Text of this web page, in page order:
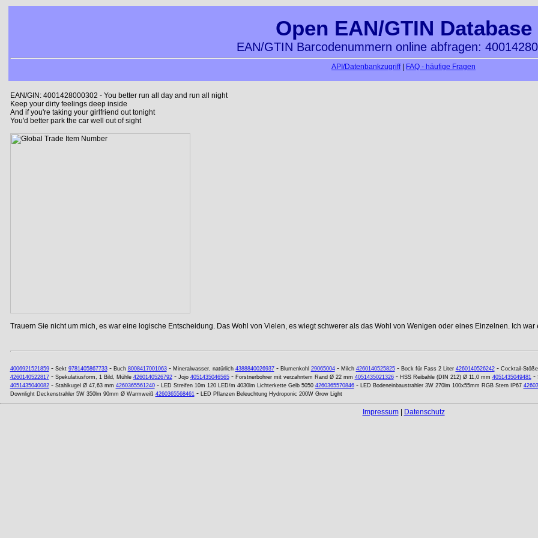
Open EAN/GTIN Database
EAN/GTIN Barcodenummern online abfragen:
API/Datenbankzugriff| FAQ - häufige Fragen
EAN/GIN: 4001428000302 - You better run all day and run all night
Keep your dirty feelings deep inside
And if you're taking your girlfriend out tonight
You'd better park the car well out of sight
Trauern Sie nicht um mich, es war eine logische Entscheidung. Das Wohl von Vielen, es wiegt schwerer als das Wohl von Wenigen oder eines Einzelnen. Ich
4006921521859- Sekt 9781405867733- Buch 8008417001063- Mineralwasser, natürlich 4388840026937- Blumenkohl 29065004- Milch 4260140525825- Bock für Fass 2 Liter 4260140526242- Cocktail-Stößel
4260140522817- Spekulatiusform, 1 Bild, Mühle 4260140526792- Jojo 4051435046565- Forstnerbohrer mit verzahntem Rand Ø 22 mm 4051435021326- HSS Reibahle (DIN 212) Ø 11,0 mm 4051435049481-
4051435040082- Stahlkugel Ø 47,63 mm 4260365561240- LED Streifen 10m 120 LED/m 4030lm Lichterkette Gelb 5050 4260365570846- LED Bodeneinbaustrahler 3W 270lm 100x55mm RGB Stern IP67
Downlight Deckenstrahler 5W 350lm 90mm Ø Warmweiß 4260365568461- LED Pflanzen Beleuchtung Hydroponic 200W Grow Light
Impressum| Datenschutz